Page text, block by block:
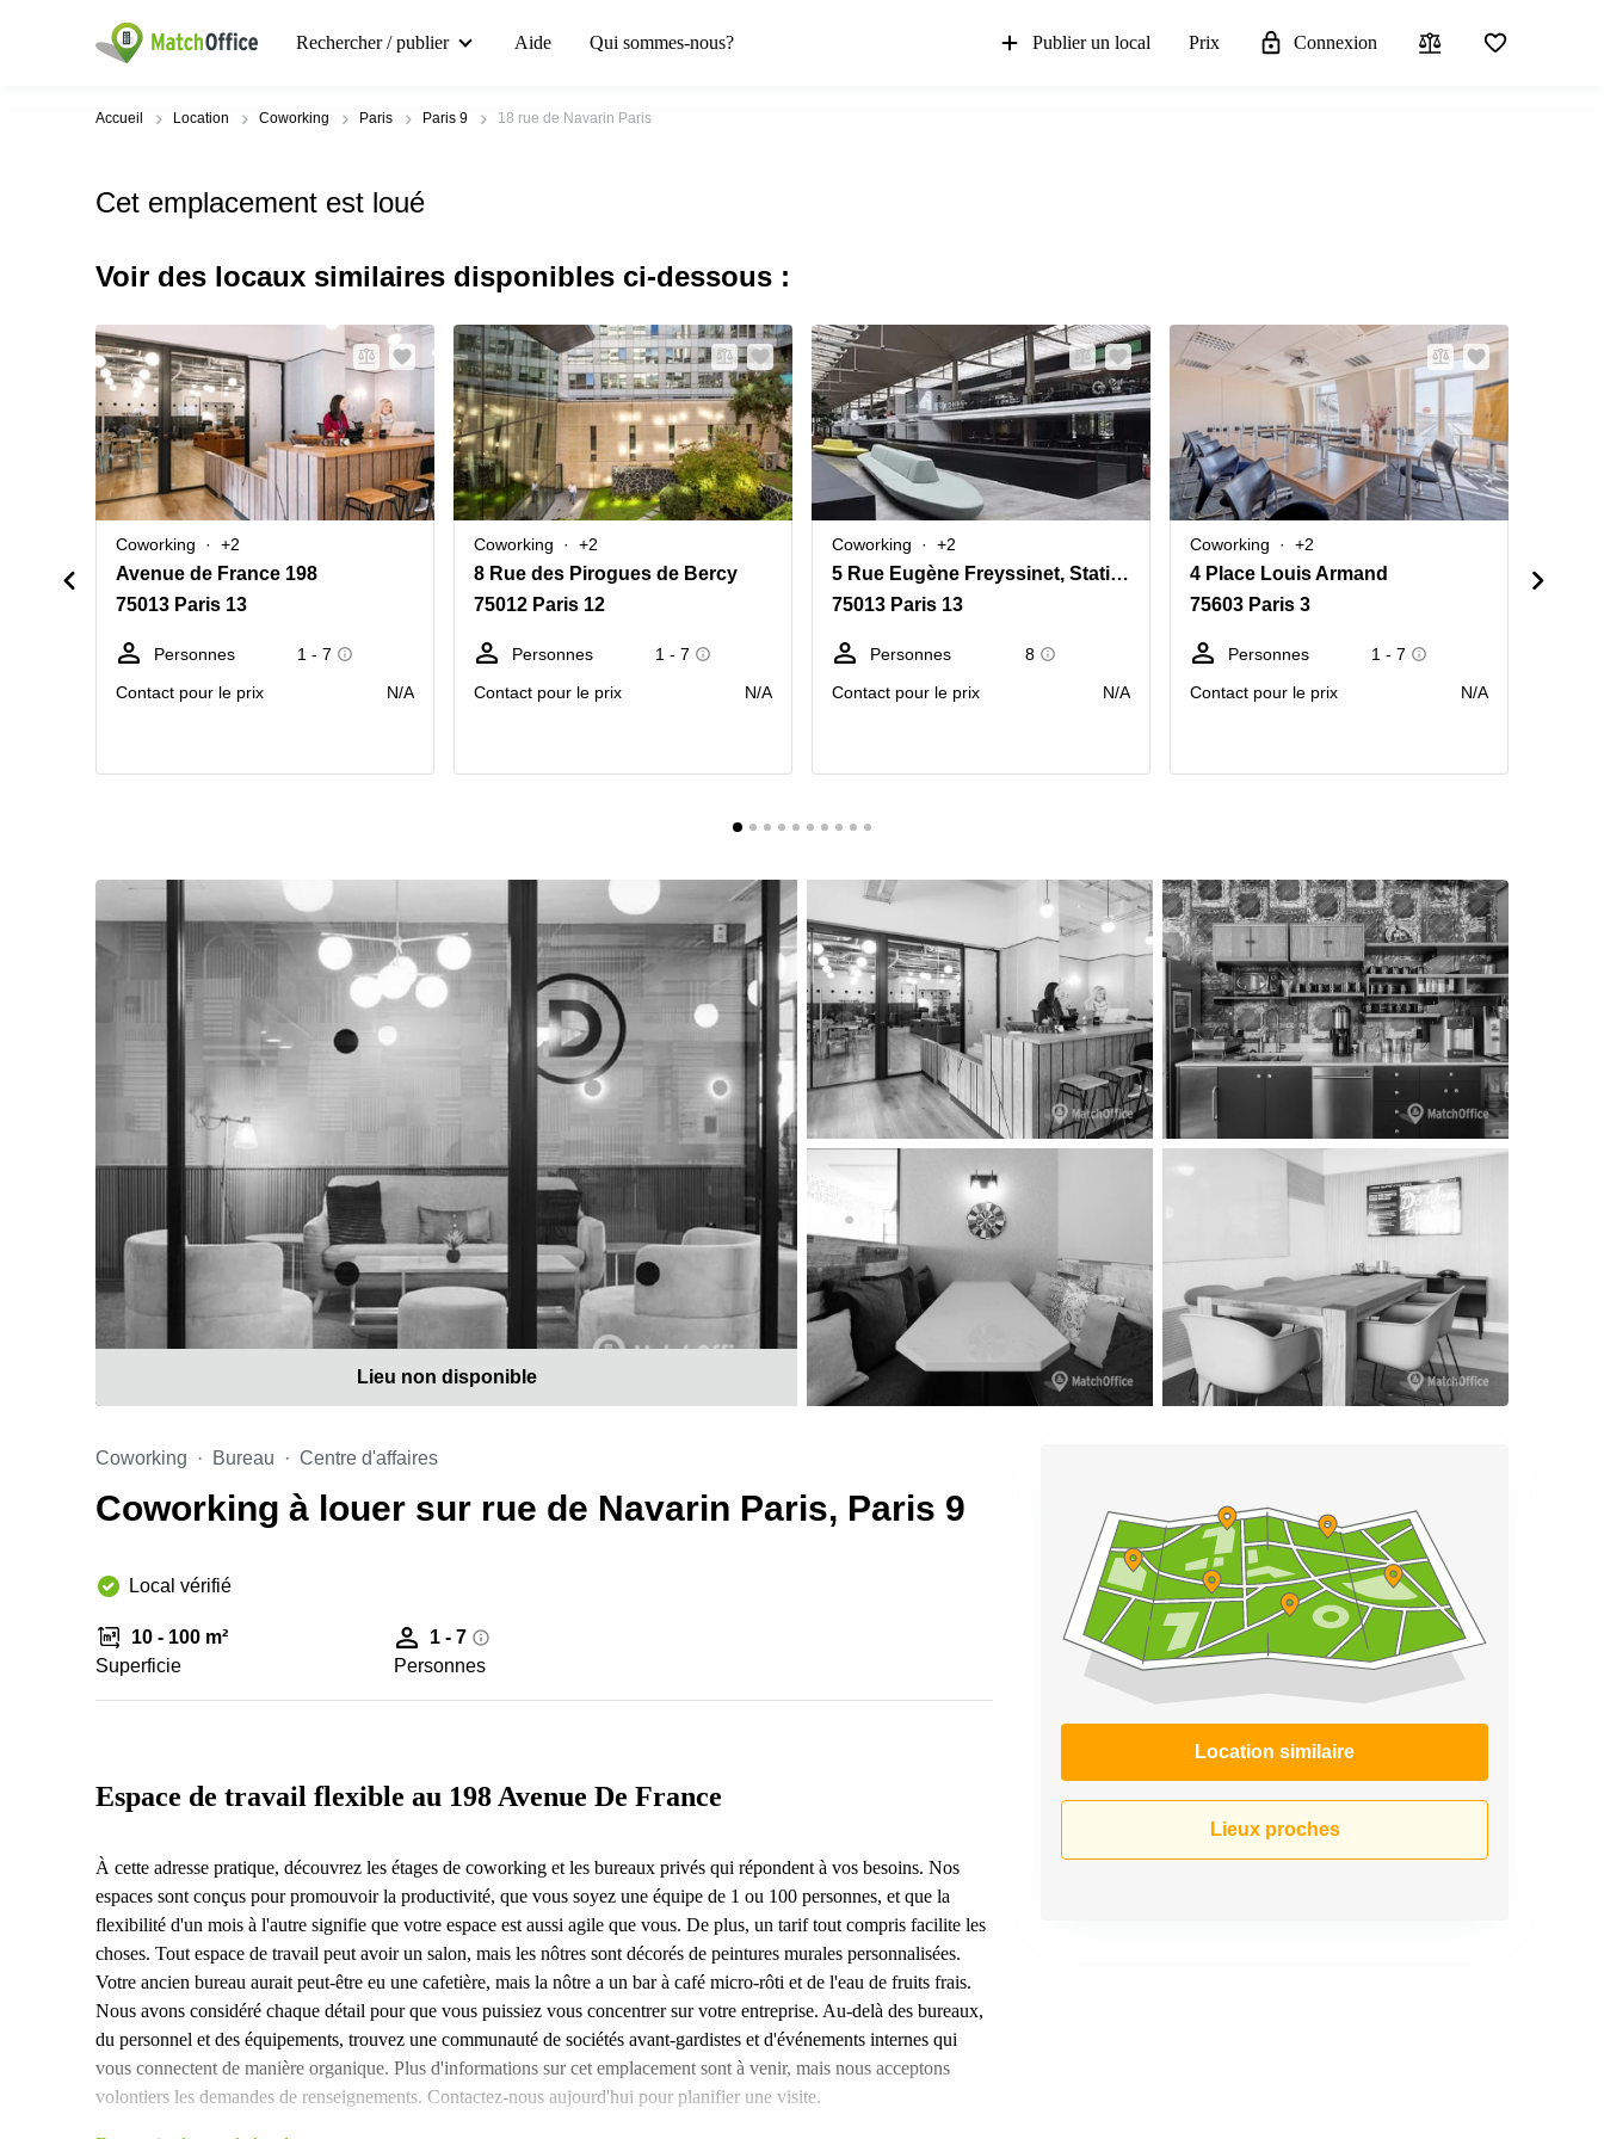
Rechercher / publier Aide Qui sommes-nous? Publier un local Prix Connexion
Accueil Location Coworking Paris Paris 9 18 rue de Navarin Paris
Cet emplacement est loué
Voir des locaux similaires disponibles ci-dessous :
Coworking +2
Avenue de France 198
75013 Paris 13
Personnes
1 - 7
Contact pour le prix
N/A
Coworking +2
8 Rue des Pirogues de Bercy
75012 Paris 12
Personnes
1 - 7
Contact pour le prix
N/A
Coworking +2
5 Rue Eugène Freyssinet, Station F
75013 Paris 13
Personnes
8
Contact pour le prix
N/A
Coworking +2
4 Place Louis Armand
75603 Paris 3
Personnes
1 - 7
Contact pour le prix
N/A
Lieu non disponible
Coworking Bureau Centre d'affaires
Coworking à louer sur rue de Navarin Paris, Paris 9
Local vérifié
10 - 100 m²
Superficie
1 - 7
Personnes
Location similaire
Lieux proches
Espace de travail flexible au 198 Avenue De France
À cette adresse pratique, découvrez les étages de coworking et les bureaux privés qui répondent à vos besoins. Nos
espaces sont conçus pour promouvoir la productivité, que vous soyez une équipe de 1 ou 100 personnes, et que la
flexibilité d'un mois à l'autre signifie que votre espace est aussi agile que vous. De plus, un tarif tout compris facilite les
choses. Tout espace de travail peut avoir un salon, mais les nôtres sont décorés de peintures murales personnalisées.
Votre ancien bureau aurait peut-être eu une cafetière, mais la nôtre a un bar à café micro-rôti et de l'eau de fruits frais.
Nous avons considéré chaque détail pour que vous puissiez vous concentrer sur votre entreprise. Au-delà des bureaux,
du personnel et des équipements, trouvez une communauté de sociétés avant-gardistes et d'événements internes qui
vous connectent de manière organique. Plus d'informations sur cet emplacement sont à venir, mais nous acceptons
volontiers les demandes de renseignements. Contactez-nous aujourd'hui pour planifier une visite.